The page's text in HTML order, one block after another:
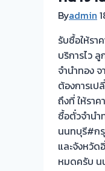
Byadmin
รับซื้อให้รา
บริการไว
จำนำทอง จ
ต้องการเป
ถึงที่ ให้รา
ซื้อตั๋วจำนำ
นนทบุรี#ก
และจังหวัด
หมดครับ น